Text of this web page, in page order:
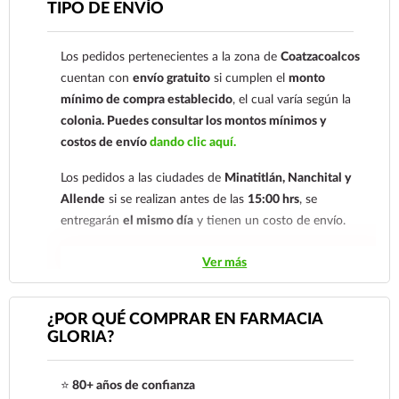
Métodos de pago
Tarjetas de crédito y débito.
Su transacción está protegida con la TPV virtual
de Santander Elavon, que utiliza 3D Secure,
proporcionando al usuario la verificación de dos
Contra Entrega para clientes de
Coatzacoalcos
Gloria de Coatzacoalcos S.A. de C.V. Número de
Para esta forma de pago el cliente deberá enviar
nuestro
921 261 8491
comprobante de pago a al siguiente correo
nuestro
921 261 8491
TIPO DE ENVÍO
Los pedidos pertenecientes a la zona deCoatzacoalcos
cuentan conenvío gratuito si cumplen elmonto
mínimo de compra establecido, el cual varía según la
colonia. Puedes consultar los montos mínimos y
costos de envíodando clic aquí.
Los pedidos a las ciudades de Minatitlán, Nanchital y
Allende si se realizan antes de las 15:00 hrs, se
entregaránel mismo día y tienen un costo de envío.
Los pedidos de otras localidades se envían mediante
.Sólo hacemos envíos en el territorio
nacional.
económica. En la tarifa nacional al día siguiente, los
Ver más
¿POR QUÉ COMPRAR EN FARMACIA
GLORIA?
⭐ 80+ años de confianza